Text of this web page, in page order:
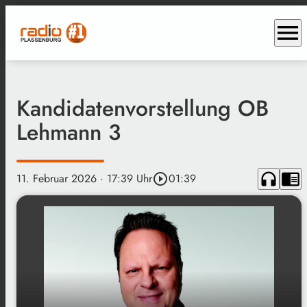
menu
Kandidatenvorstellung OB
Lehmann 3
11. Februar 2026 · 17:39 Uhrplay_circle_outline01:39 headphones chrome_reader_mode